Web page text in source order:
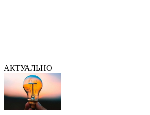
АКТУАЛЬНО